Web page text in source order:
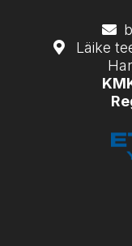
Läike